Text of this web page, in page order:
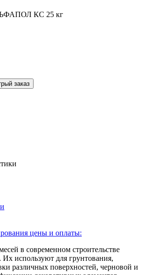
заказ
цены и оплаты:
в современном строительстве
Их используют для грунтования,
различных поверхностей, черновой и